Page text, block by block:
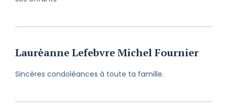
Laurėanne Lefebvre Michel Fournier
Sincères condoléances à toute ta famille.